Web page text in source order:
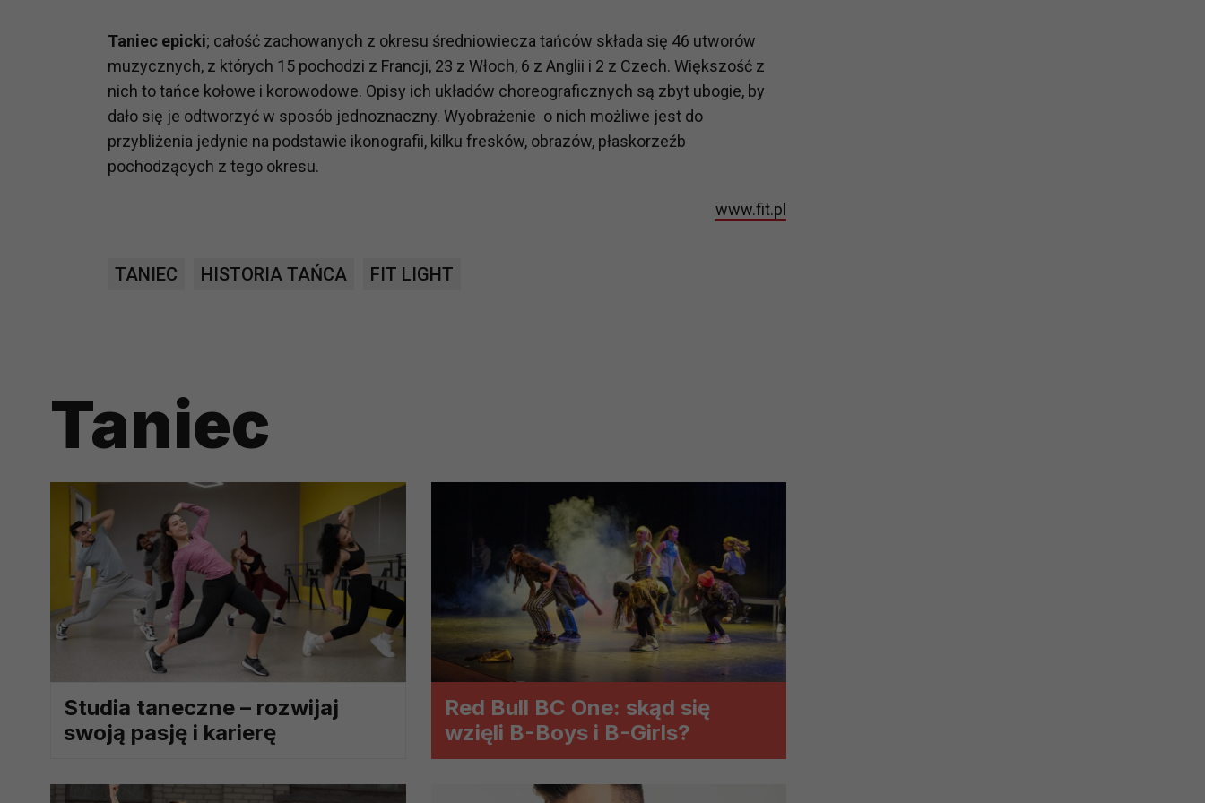
Taniec epicki; całość zachowanych z okresu średniowiecza tańców składa się 46 utworów
muzycznych, z których 15 pochodzi z Francji, 23 z Włoch, 6 z Anglii i 2 z Czech. Większość z
nich to tańce kołowe i korowodowe. Opisy ich układów choreograficznych są zbyt ubogie, by
dało się je odtworzyć w sposób jednoznaczny. Wyobrażenie o nich możliwe jest do
przybliżenia jedynie na podstawie ikonografii, kilku fresków, obrazów, płaskorzeźb
pochodzących z tego okresu.
www.fit.pl
TANIEC HISTORIA TAŃCA FIT LIGHT
Taniec
Studia taneczne – rozwijaj
swoją pasję i karierę
Red Bull BC One: skąd się
wzięli B-Boys i B-Girls?
Komu możemy przekazać dane?
Zgodnie z obowiązującym prawem Twoje dane możemy przekazywać podmiotom przetwarzającym je na nasze zlecenie,
np. agencjom marketingowym, podwykonawcom naszych usług oraz podmiotom uprawnionym do uzyskania danych na podstawie
obowiązującego prawa np. sądy lub organy ścigania – oczywiście tylko gdy wystąpią z żądaniem w oparciu o stosowną podstawę
prawną. Pragniemy też wspomnieć, że na większości stron internetowych dane o ruchu użytkowników zbierane są przez naszych
Zaufanych parterów.
Masz między innymi prawo do żądania dostępu do danych, sprostowania, usunięcia lub ograniczenia ich przetwarzania. Możesz
szczegółowo tutaj.
prawną dla pomiarów statystycznych i marketingu własnego administratorów jest tzw. uzasadniony interes administratora.
Przetwarzanie Twoich danych w celach marketingowych podmiotów trzecich będzie odbywać się na podstawie Twojej dobrowolnej